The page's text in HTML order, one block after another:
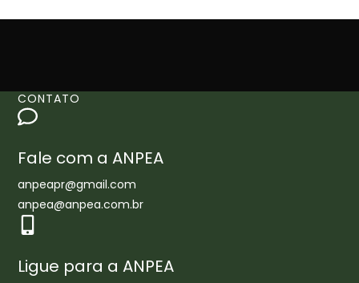
CONTATO
Fale com a ANPEA
anpeapr@gmail.com
anpea@anpea.com.br
Ligue para a ANPEA